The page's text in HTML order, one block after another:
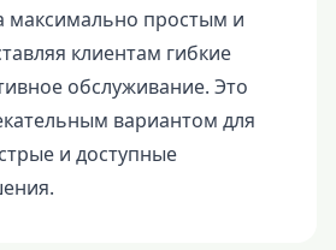
максимально простым и
клиентам гибкие
обслуживание. Это
вариантом для
и доступные